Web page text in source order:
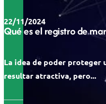
22/11/2024
Qué es el registro de
La idea de poder proteger
resultar atractiva, pero...